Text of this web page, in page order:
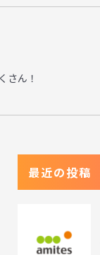
さん！
最近の投稿